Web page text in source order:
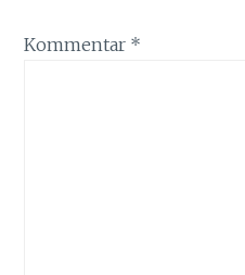
Kommentar *